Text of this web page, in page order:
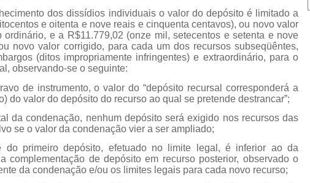
dos dissídios individuais o valor do depósito é limitado a
e oitenta e nove reais e cinquenta centavos), ou novo valor
ordinário, e a R$11.779,02 (onze mil, setecentos e setenta e nove
novo valor corrigido, para cada um dos recursos subseqüêntes,
(ditos impropriamente infringentes) e extraordinário, para o
observando-se o seguinte:
de instrumento, o valor do “depósito recursal corresponderá a
do valor do depósito do recurso ao qual se pretende destrancar”;
da condenação, nenhum depósito será exigido nos recursos das
se o valor da condenação vier a ser ampliado;
do primeiro depósito, efetuado no limite legal, é inferior ao da
complementação de depósito em recurso posterior, observado o
da condenação e/ou os limites legais para cada novo recurso;